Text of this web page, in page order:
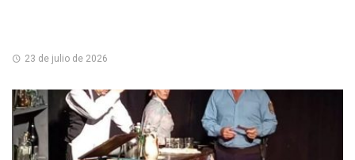
23 de julio de 2026